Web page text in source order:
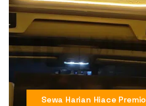
Sewa Harian Hiace Premio